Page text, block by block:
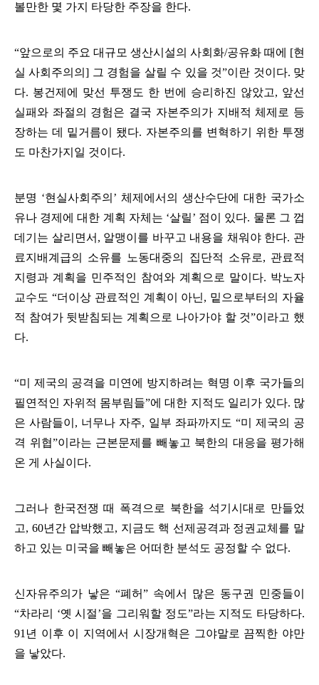
볼만한 몇 가지 타당한 주장을 한다.
“앞으로의 주요 대규모 생산시설의 사회화/공유화 때에 [현
실 사회주의의] 그 경험을 살릴 수 있을 것”이란 것이다. 맞
다. 봉건제에 맞선 투쟁도 한 번에 승리하진 않았고, 앞선
실패와 좌절의 경험은 결국 자본주의가 지배적 체제로 등
장하는 데 밑거름이 됐다. 자본주의를 변혁하기 위한 투쟁
도 마찬가지일 것이다.
분명 ‘현실사회주의 ’ 체제에서의 생산수단에 대한 국가소
유나 경제에 대한 계획 자체는 ‘살릴’ 점이 있다. 물론 그 껍
데기는 살리면서 , 알맹이를 바꾸고 내용을 채워야 한다. 관
료지배계급의 소유를 노동대중의 집단적 소유로, 관료적
지령과 계획을 민주적인 참여와 계획으로 말이다. 박노자
교수도 “더이상 관료적인 계획이 아닌, 밑으로부터의 자율
적 참여가 뒷받침되는 계획으로 나아가야 할 것”이라고 했
다.
“미 제국의 공격을 미연에 방지하려는 혁명 이후 국가들의
필연적인 자위적 몸부림들”에 대한 지적도 일리가 있다. 많
은 사람들이 , 너무나 자주, 일부 좌파까지도 “미 제국의 공
격 위협”이라는 근본문제를 빼놓고 북한의 대응을 평가해
온 게 사실이다.
그러나 한국전쟁 때 폭격으로 북한을 석기시대로 만들었
고, 60년간 압박했고, 지금도 핵 선제공격과 정권교체를 말
하고 있는 미국을 빼놓은 어떠한 분석도 공정할 수 없다.
신자유주의가 낳은 “폐허” 속에서 많은 동구권 민중들이
“차라리 ‘옛 시절’을 그리워할 정도”라는 지적도 타당하다.
91 년 이후 이 지역에서 시장개혁은 그야말로 끔찍한 야만
을 낳았다.